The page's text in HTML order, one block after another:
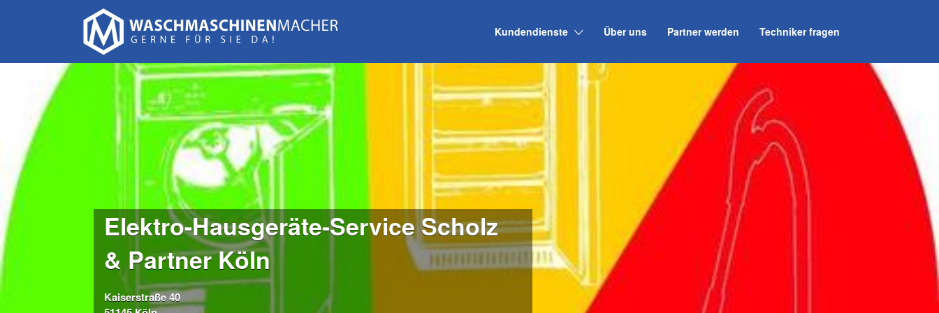
Kundendienste Über uns Partner werden Techniker fragen
Suchen
nach:
Elektro-Hausgeräte-Service Scholz
& Partner Köln
Kaiserstraße 40